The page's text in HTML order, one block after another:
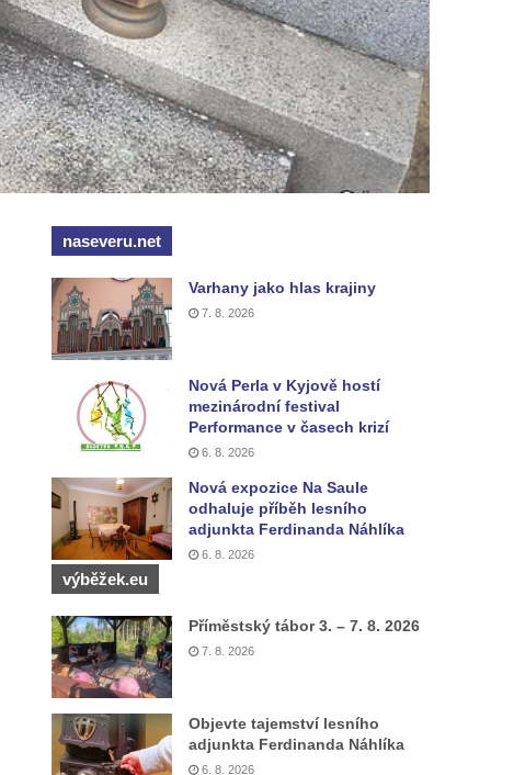
naseveru.net
Varhany jako hlas krajiny
7. 8. 2026
Nová Perla v Kyjově hostí
mezinárodní festival
Performance v časech krizí
6. 8. 2026
Nová expozice Na Saule
odhaluje příběh lesního
adjunkta Ferdinanda Náhlíka
6. 8. 2026
výběžek.eu
Příměstský tábor 3. – 7. 8. 2026
7. 8. 2026
Objevte tajemství lesního
adjunkta Ferdinanda Náhlíka
6. 8. 2026